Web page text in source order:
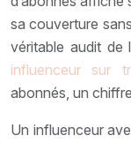
sa couverture
véritable audit de
influenceur sur
abonnés, un
Un influenceur